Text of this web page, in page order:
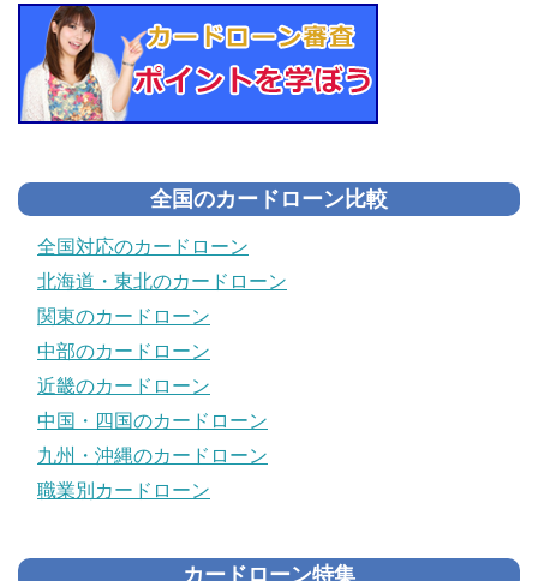
全国のカードローン比較
全国対応のカードローン
北海道・東北のカードローン
関東のカードローン
中部のカードローン
近畿のカードローン
中国・四国のカードローン
九州・沖縄のカードローン
職業別カードローン
カードローン特集